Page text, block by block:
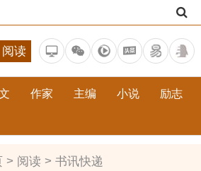
阅读
作家 主编 小说 励志
> 阅读 > 书讯快递